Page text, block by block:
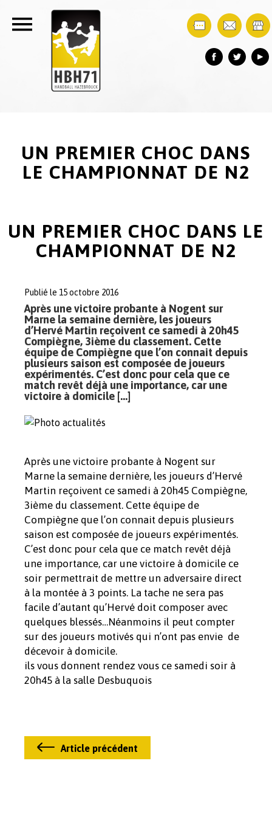
UN PREMIER CHOC DANS
LE CHAMPIONNAT DE N2
UN PREMIER CHOC DANS LE
CHAMPIONNAT DE N2
Publié le 15 octobre 2016
Après une victoire probante à Nogent sur
Marne la semaine dernière, les joueurs
d’Hervé Martin reçoivent ce samedi à 20h45
Compiègne, 3ième du classement. Cette
équipe de Compiègne que l’on connait depuis
plusieurs saison est composée de joueurs
expérimentés. C’est donc pour cela que ce
match revêt déjà une importance, car une
victoire à domicile […]
Après une victoire probante à Nogent sur
Marne la semaine dernière, les joueurs d’Hervé
Martin reçoivent ce samedi à 20h45 Compiègne,
3ième du classement. Cette équipe de
Compiègne que l’on connait depuis plusieurs
saison est composée de joueurs expérimentés.
C’est donc pour cela que ce match revêt déjà
une importance, car une victoire à domicile ce
soir permettrait de mettre un adversaire direct
à la montée à 3 points. La tache ne sera pas
facile d’autant qu’Hervé doit composer avec
quelques blessés…Néanmoins il peut compter
sur des joueurs motivés qui n’ont pas envie de
décevoir à domicile.
ils vous donnent rendez vous ce samedi soir à
20h45 à la salle Desbuquois
Article précédent